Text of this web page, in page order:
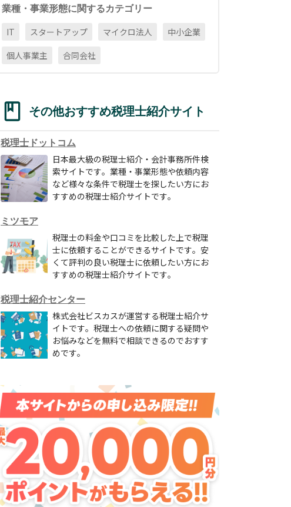
freee セゾンプラチナビジネスカード
限度額が高い法人カード 無料で多くの法人カードを
初年度無料 永年無料
0.5% なし
個人事業主または経営者 法人代表者・個人事業主
一律上限なし
30～1000万円
3,300円（税込） 最大999枚まで無料
業種・事業形態に関するカテゴリー
IT スタートアップ マイクロ法人
中小企業
個人事業主
合同会社
その他おすすめ税理士紹介サイト
税理士ドットコム
日本最大級の税理士紹介・会計事務所件検
索サイトです。業種・事業形態や依頼内容
など様々な条件で税理士を探したい方にお
すすめの税理士紹介サイトです。
ミツモア
税理士の料金や口コミを比較した上で税理
士に依頼することができるサイトです。安
くて評判の良い税理士に依頼したい方にお
すすめの税理士紹介サイトです。
税理士紹介センター
株式会社ビスカスが運営する税理士紹介サ
イトです。税理士への依頼に関する疑問や
お悩みなどを無料で相談できるのでおすす
めです。